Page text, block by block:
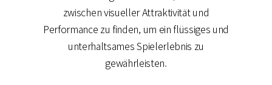
zwischen visueller Attraktivität und
Performance zu finden, um ein flüssiges und
unterhaltsames Spielerlebnis zu
gewährleisten.